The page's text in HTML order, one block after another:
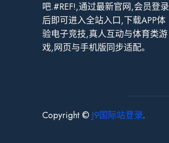
吧.#REF!,通过最新官网,会员登录
后即可进入全站入口,下载APP体
验电子竞技,真人互动与体育类游
戏,网页与手机版同步适配。
Copyright © J9国际站登录.